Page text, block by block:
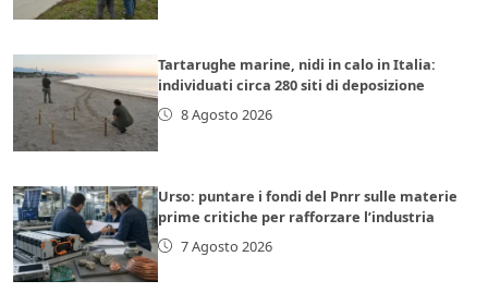
Tartarughe marine, nidi in calo in Italia:
individuati circa 280 siti di deposizione
8 Agosto 2026
Urso: puntare i fondi del Pnrr sulle materie
prime critiche per rafforzare l’industria
7 Agosto 2026